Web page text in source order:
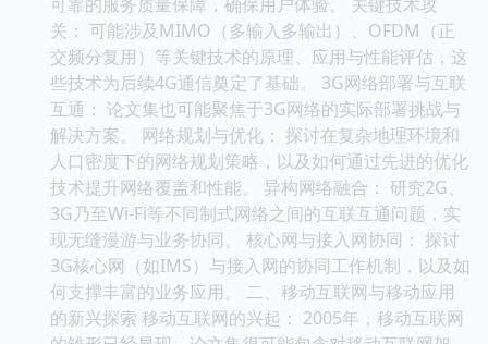
关： 可能涉及MIMO（多输入多输出）、OFDM（正
交频分复用）等关键技术的原理、应用与性能评估，这
些技术为后续4G通信奠定了基础。 3G网络部署与互联
互通： 论文集也可能聚焦于3G网络的实际部署挑战与
解决方案。 网络规划与优化： 探讨在复杂地理环境和
人口密度下的网络规划策略，以及如何通过先进的优化
技术提升网络覆盖和性能。 异构网络融合： 研究2G、
3G乃至Wi-Fi等不同制式网络之间的互联互通问题，实
现无缝漫游与业务协同。 核心网与接入网协同： 探讨
3G核心网（如IMS）与接入网的协同工作机制，以及如
何支撑丰富的业务应用。 二、移动互联网与移动应用
的新兴探索 移动互联网的兴起： 2005年，移动互联网